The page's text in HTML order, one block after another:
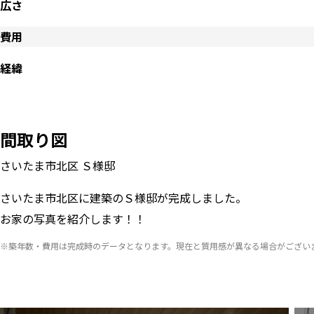
広さ
費用
経緯
間取り図
さいたま市北区 Ｓ様邸
さいたま市北区に建築のＳ様邸が完成しました。
お家の写真を紹介します！！
※築年数・費用は完成時のデータとなります。現在と質用感が異なる場合がござい